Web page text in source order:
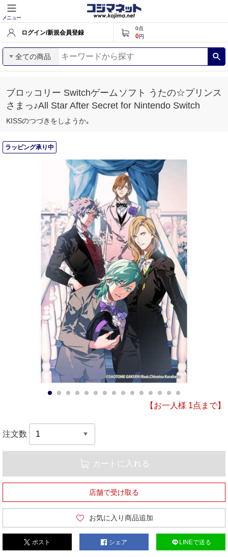
メニュー
ログイン/新規会員登録
0点
0円
全ての商品
ブロッコリー Switchゲームソフト うたの☆プリンス
さまっ♪All Star After Secret for Nintendo Switch
KISSのつづきをしようか｡
ラッピング承り中
10 11 12 13 14
【お一人様 1点まで】
注文数
カートに入れる
店舗で受け取る
お気に入り商品追加
ポスト シェア LINEで送る